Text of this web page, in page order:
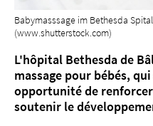
Babymasssage im Bethesda Spital
(www.shutterstock.com)
L'hôpital Bethesda de
massage pour bébés,
opportunité de
soutenir le